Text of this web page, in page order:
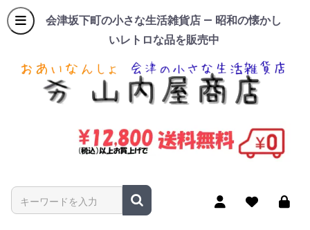
会津坂下町の小さな生活雑貨店 — 昭和の懐かし
いレトロな品を販売中
商品名やキーワードを入力